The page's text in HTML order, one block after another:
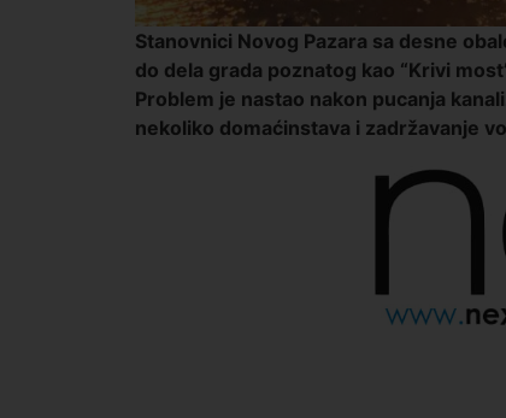
Stanovnici Novog Pazara sa desne
do dela grada poznatog kao “Krivi
Problem je nastao nakon pucanja
nekoliko domaćinstava i zadržavanje